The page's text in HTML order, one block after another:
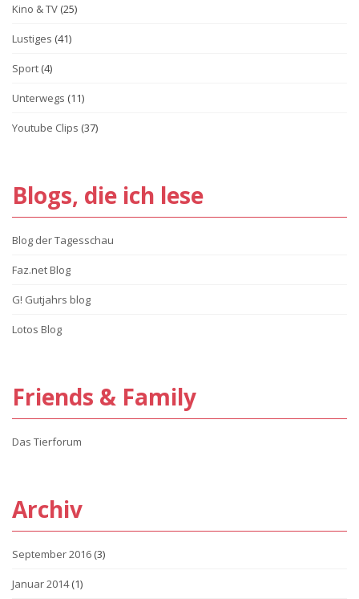
Kino & TV (25)
Lustiges (41)
Sport (4)
Unterwegs (11)
Youtube Clips (37)
Blogs, die ich lese
Blog der Tagesschau
Faz.net Blog
G! Gutjahrs blog
Lotos Blog
Friends & Family
Das Tierforum
Archiv
September 2016 (3)
Januar 2014(1)